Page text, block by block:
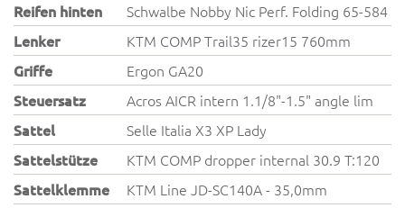
Reifen hinten
Schwalbe Nobby Nic Perf. Folding 65-584
Lenker
KTM COMP Trail35 rizer15 760mm
Griffe
Ergon GA20
Steuersatz
Acros AICR intern 1.1/8"-1.5" angle lim
Sattel
Selle Italia X3 XP Lady
Sattelstütze
KTM COMP dropper internal 30.9 T:120
Sattelklemme
KTM Line JD-SC140A - 35,0mm